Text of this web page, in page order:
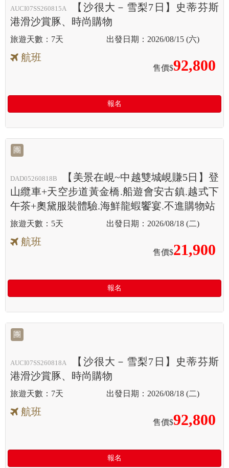
AUCI07SS260815A
【沙很大－雪梨7日】史蒂芬斯
港滑沙賞豚、時尚購物
7天 2026/08/15 (六)
航班
售價$92,800
報名
團
DAD05260818B
【美景在峴~中越雙城峴賺5日】登
山纜車+天空步道黃金橋.船遊會安古鎮.越式下
午茶+奧黛服裝體驗.海鮮龍蝦饗宴.不進購物站
5天 2026/08/18 (二)
航班
售價$21,900
報名
團
AUCI07SS260818A
【沙很大－雪梨7日】史蒂芬斯
港滑沙賞豚、時尚購物
7天 2026/08/18 (二)
航班
售價$92,800
報名